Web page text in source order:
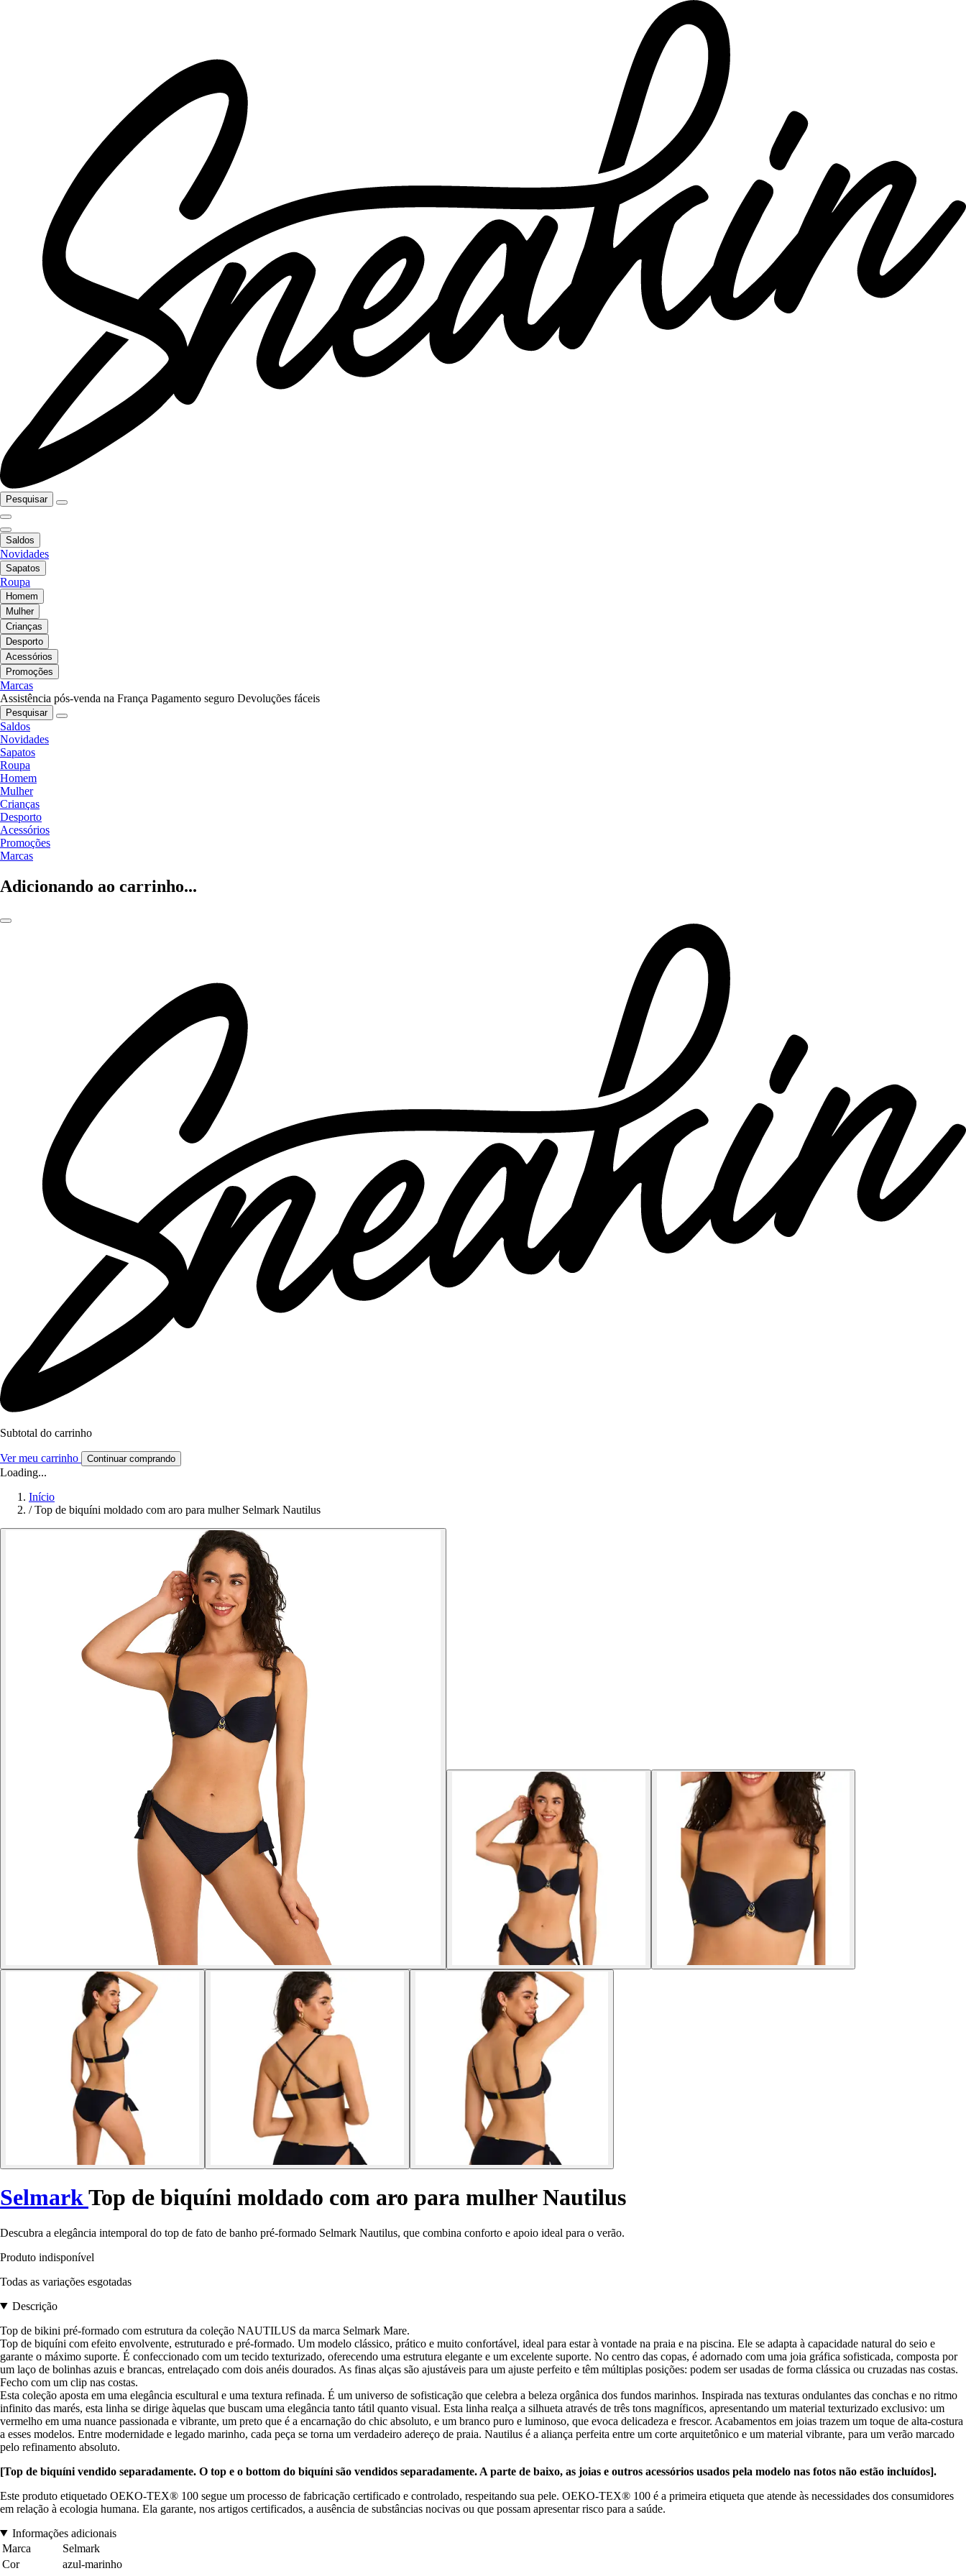
Pesquisar
Saldos
Novidades
Sapatos
Roupa
Homem
Mulher
Crianças
Desporto
Acessórios
Promoções
Marcas
Assistência pós-venda na França Pagamento seguro Devoluções fáceis
Pesquisar
Saldos
Novidades
Sapatos
Roupa
Homem
Mulher
Crianças
Desporto
Acessórios
Promoções
Marcas
Adicionando ao carrinho...
Subtotal do carrinho
Ver meu carrinho Continuar comprando
Loading...
Início
/ Top de biquíni moldado com aro para mulher Selmark Nautilus
SelmarkTop de biquíni moldado com aro para mulher Nautilus
Descubra a elegância intemporal do top de fato de banho pré-formado Selmark Nautilus, que combina conforto e apoio ideal para o verão.
Produto indisponível
Todas as variações esgotadas
Descrição
Top de bikini pré-formado com estrutura da coleção NAUTILUS da marca Selmark Mare.
Top de biquíni com efeito envolvente, estruturado e pré-formado. Um modelo clássico, prático e muito confortável, ideal para estar à vontade na praia e na piscina. Ele se adapta à capacidade natural do seio e
garante o máximo suporte. É confeccionado com um tecido texturizado, oferecendo uma estrutura elegante e um excelente suporte. No centro das copas, é adornado com uma joia gráfica sofisticada, composta por
um laço de bolinhas azuis e brancas, entrelaçado com dois anéis dourados. As finas alças são ajustáveis para um ajuste perfeito e têm múltiplas posições: podem ser usadas de forma clássica ou cruzadas nas costas.
Fecho com um clip nas costas.
Esta coleção aposta em uma elegância escultural e uma textura refinada. É um universo de sofisticação que celebra a beleza orgânica dos fundos marinhos. Inspirada nas texturas ondulantes das conchas e no ritmo
infinito das marés, esta linha se dirige àquelas que buscam uma elegância tanto tátil quanto visual. Esta linha realça a silhueta através de três tons magníficos, apresentando um material texturizado exclusivo: um
vermelho em uma nuance passionada e vibrante, um preto que é a encarnação do chic absoluto, e um branco puro e luminoso, que evoca delicadeza e frescor. Acabamentos em joias trazem um toque de alta-costura
a esses modelos. Entre modernidade e legado marinho, cada peça se torna um verdadeiro adereço de praia. Nautilus é a aliança perfeita entre um corte arquitetônico e um material vibrante, para um verão marcado
pelo refinamento absoluto.
[Top de biquíni vendido separadamente. O top e o bottom do biquíni são vendidos separadamente. A parte de baixo, as joias e outros acessórios usados pela modelo nas fotos não estão incluídos].
Este produto etiquetado OEKO-TEX® 100 segue um processo de fabricação certificado e controlado, respeitando sua pele. OEKO-TEX® 100 é a primeira etiqueta que atende às necessidades dos consumidores
em relação à ecologia humana. Ela garante, nos artigos certificados, a ausência de substâncias nocivas ou que possam apresentar risco para a saúde.
Informações adicionais
Marca
Selmark
Cor
azul-marinho